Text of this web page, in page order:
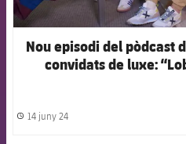
Nou episodi del pòdcast
convidats de luxe:
label.share.clock
14 juny 24